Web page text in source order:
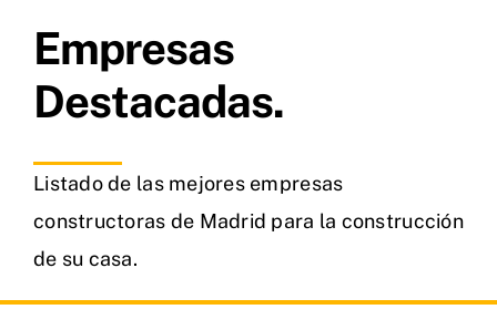
Empresas
Destacadas.
Listado de las mejores empresas
constructoras de Madrid para la construcción
de su casa.